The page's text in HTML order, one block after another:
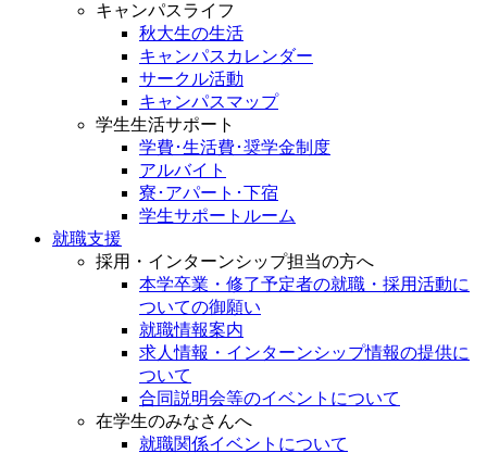
キャンパスライフ
秋大生の生活
キャンパスカレンダー
サークル活動
キャンパスマップ
学生生活サポート
学費･生活費･奨学金制度
アルバイト
寮･アパート･下宿
学生サポートルーム
就職支援
採用・インターンシップ担当の方へ
本学卒業・修了予定者の就職・採用活動に
ついての御願い
就職情報案内
求人情報・インターンシップ情報の提供に
ついて
合同説明会等のイベントについて
在学生のみなさんへ
就職関係イベントについて